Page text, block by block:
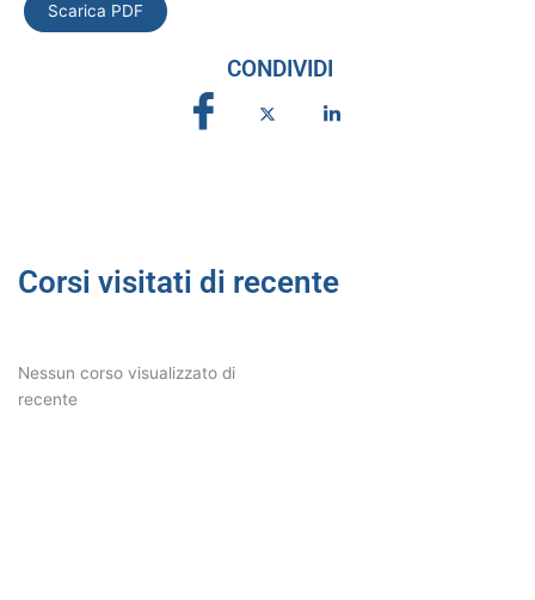
Scarica PDF
CONDIVIDI
Corsi visitati di recente
Nessun corso visualizzato di
recente